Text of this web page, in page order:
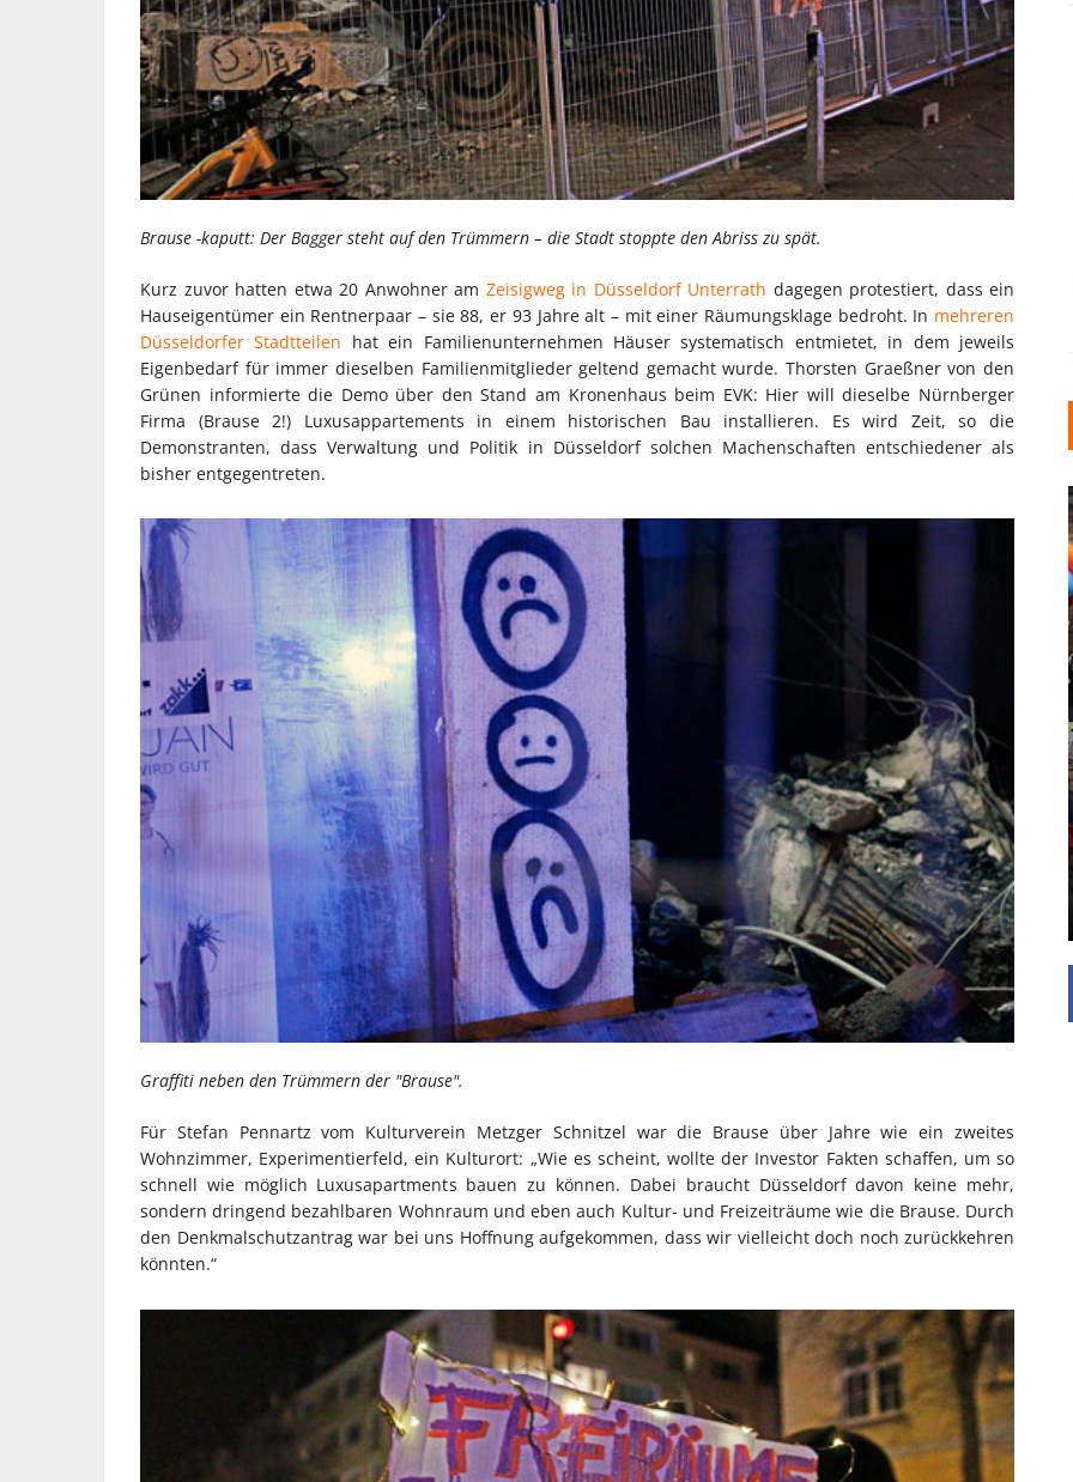
Brause -kaputt: Der Bagger steht auf den Trümmern – die Stadt stoppte den Abriss zu spät.
Kurz zuvor hatten etwa 20 Anwohner am Zeisigweg in Düsseldorf Unterrath dagegen protestiert, dass ein
Hauseigentümer ein Rentnerpaar – sie 88, er 93 Jahre alt – mit einer Räumungsklage bedroht. In mehreren
Düsseldorfer Stadtteilen hat ein Familienunternehmen Häuser systematisch entmietet, in dem jeweils
Eigenbedarf für immer dieselben Familienmitglieder geltend gemacht wurde. Thorsten Graeßner von den
Grünen informierte die Demo über den Stand am Kronenhaus beim EVK: Hier will dieselbe Nürnberger
Firma (Brause 2!) Luxusappartements in einem historischen Bau installieren. Es wird Zeit, so die
Demonstranten, dass Verwaltung und Politik in Düsseldorf solchen Machenschaften entschiedener als
bisher entgegentreten.
Graffiti neben den Trümmern der "Brause".
Für Stefan Pennartz vom Kulturverein Metzger Schnitzel war die Brause über Jahre wie ein zweites
Wohnzimmer, Experimentierfeld, ein Kulturort: „Wie es scheint, wollte der Investor Fakten schaffen, um so
schnell wie möglich Luxusapartments bauen zu können. Dabei braucht Düsseldorf davon keine mehr,
sondern dringend bezahlbaren Wohnraum und eben auch Kultur- und Freizeiträume wie die Brause. Durch
den Denkmalschutzantrag war bei uns Hoffnung aufgekommen, dass wir vielleicht doch noch zurückkehren
könnten.“
INDUSTRIELLER CHIC: WIE
KUNSTSTOFFFENSTER DEN
LOFT-STIL IN IHREM
EINFAMILIENHAUS
UNTERSTÜTZEN
Die Inspiration des industriellen Chics sind die
Werkshallen des Industriezeitalters. Die Basis für
diesen Stil sind große Räume, schlicht gehalten
mit rustikalen Elementen und großen
Fensterflächen. Wie so vieles wurde ...